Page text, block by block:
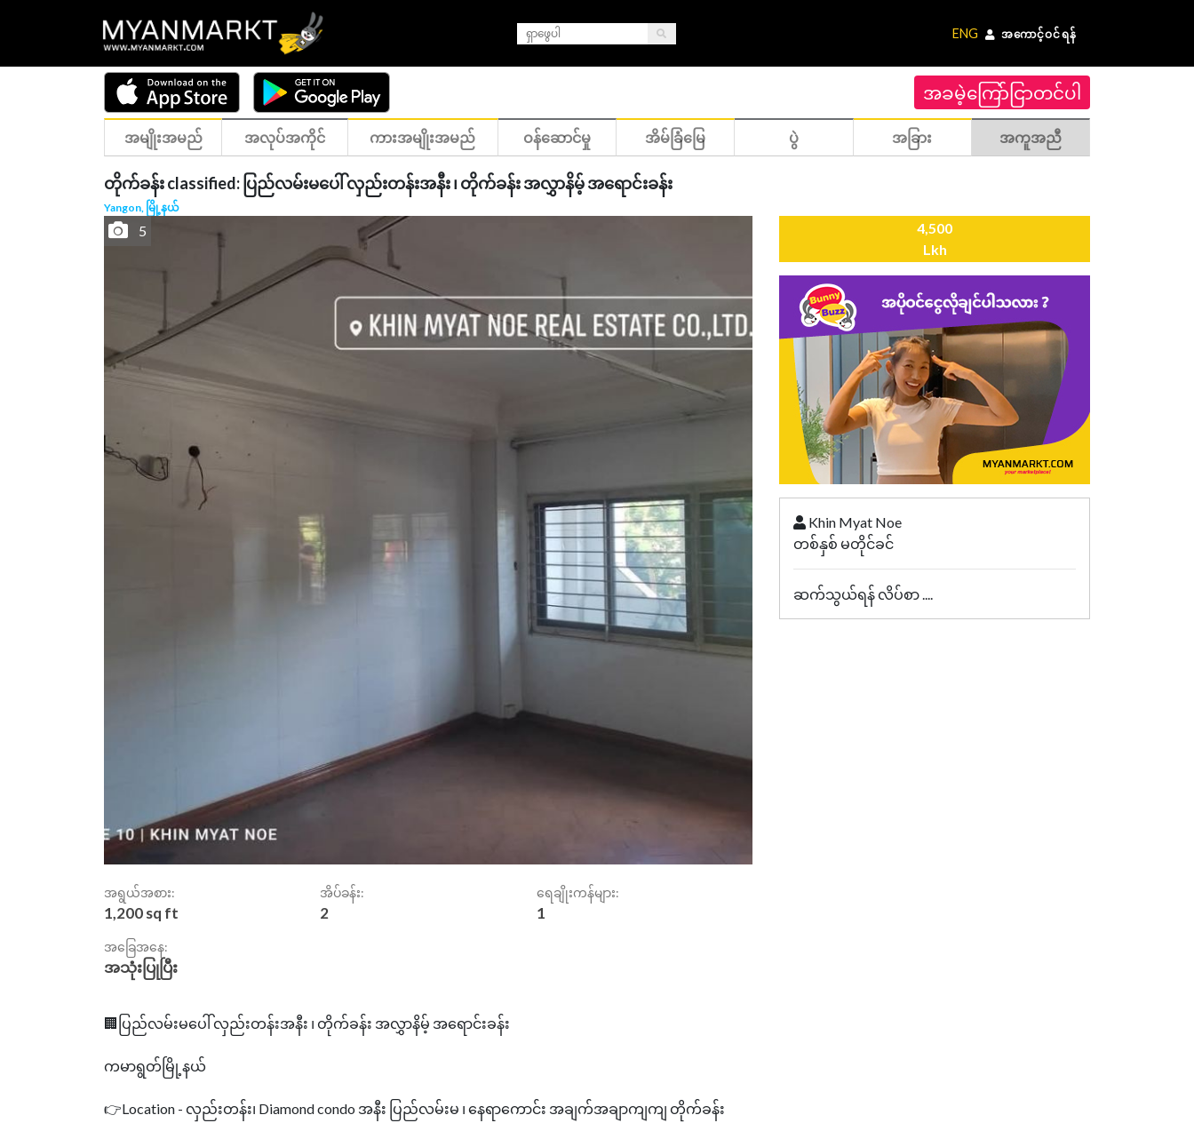
ENG အကောင့်ဝင်ရန်
အခမဲ့ကြော်ငြာတင်ပါ
အမျိုးအမည် အလုပ်အကိုင် ကားအမျိုးအမည် ဝန်ဆောင်မှု အိမ်ခြံမြေ ပွဲ အခြား အကူအညီ
တိုက်ခန်း classified: ပြည်လမ်းမပေါ် လှည်းတန်းအနီး ၊ တိုက်ခန်း အလွှာနိမ့် အရောင်းခန်း
Yangon, မြို့နယ်
5
4,500
Lkh
Khin Myat Noe
တစ်နှစ် မတိုင်ခင်
ဆက်သွယ်ရန် လိပ်စာ ....
အရွယ်အစား:
1,200 sq ft
အိပ်ခန်း:
2
ရေချိုးကန်များ:
1
အခြေအနေ:
အသုံးပြုပြီး
🏢ပြည်လမ်းမပေါ် လှည်းတန်းအနီး ၊ တိုက်ခန်း အလွှာနိမ့် အရောင်းခန်း
ကမာရွတ်မြို့နယ်
👉Location - လှည်းတန်း၊ Diamond condo အနီး ပြည်လမ်းမ ၊ နေရာကောင်း အချက်အချာကျကျ တိုက်ခန်း